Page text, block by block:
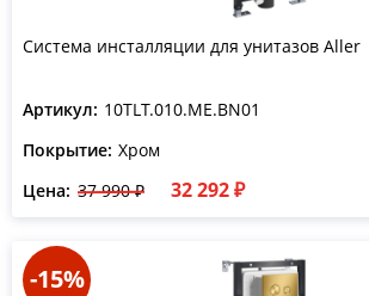
Система инсталляции для унитазов Aller
Артикул: 10TLT.010.ME.BN01
Покрытие: Хром
Цена: 37 990 ₽ 32 292 ₽
-15%